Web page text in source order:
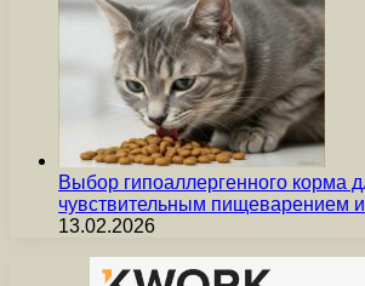
Выбор гипоаллергенного корма
чувствительным пищеварением
13.02.2026